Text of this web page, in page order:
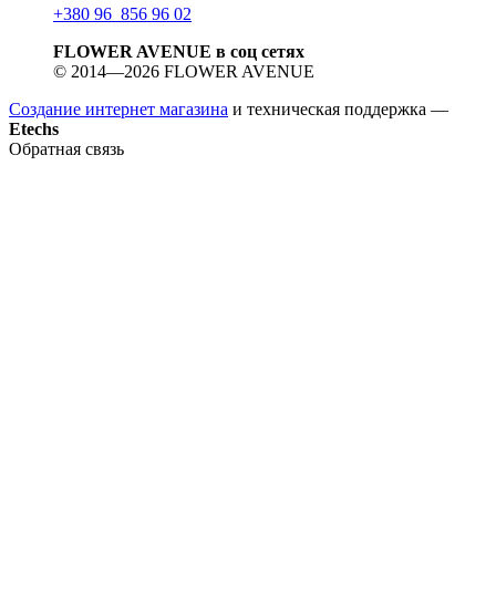
+380 96 856 96 02
FLOWER AVENUE в соц сетях
© 2014—2026 FLOWER AVENUE
Создание интернет магазина и техническая поддержка —
Etechs
Обратная связь